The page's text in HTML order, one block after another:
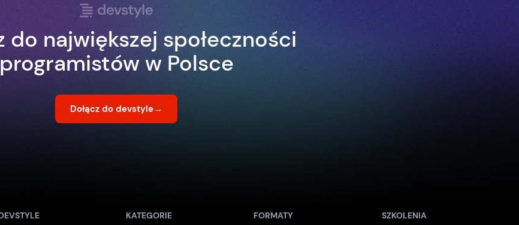
do największej społeczności
programistów w Polsce
Dołącz do devstyle→
KATEGORIE FORMATY SZKOLENIA